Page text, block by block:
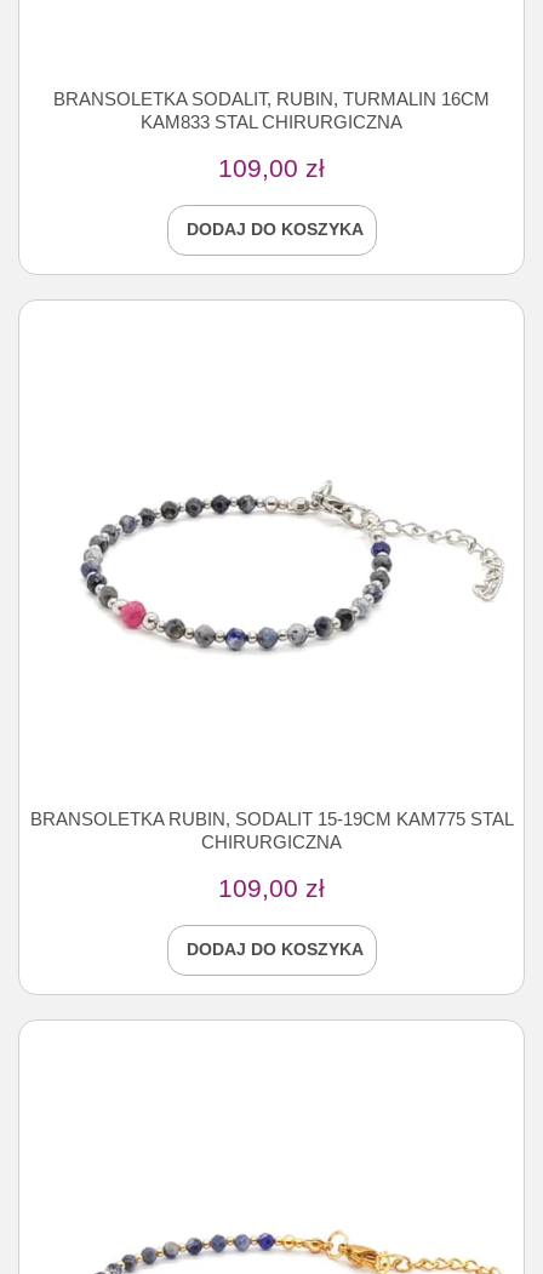
BRANSOLETKA SODALIT, RUBIN, TURMALIN 16CM
KAM833 STAL CHIRURGICZNA
109,00 zł
DODAJ DO KOSZYKA
BRANSOLETKA RUBIN, SODALIT 15-19CM KAM775 STAL
CHIRURGICZNA
109,00 zł
DODAJ DO KOSZYKA